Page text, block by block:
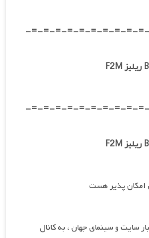
-=-=-=-=-=-=-=-=-=-
-=-=-=-=-=-=-=-=-=-
سایت و سینمای جهان ، به کانال